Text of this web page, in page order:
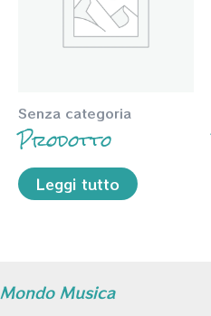
Senza categoria
Prodotto
Leggi tutto
Mondo Musica